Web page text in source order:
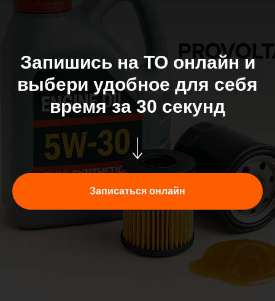
Запишись на ТО онлайн и
выбери удобное для себя
время за 30 секунд
Записаться онлайн